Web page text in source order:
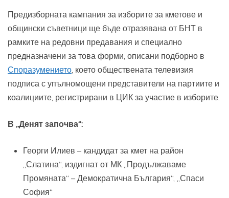
Предизборната кампания за изборите за кметове и
общински съветници ще бъде отразявана от БНТ в
рамките на редовни предавания и специално
предназначени за това форми, описани подборно в
Споразумението, което обществената телевизия
подписа с упълномощени представители на партиите и
коалициите, регистрирани в ЦИК за участие в изборите.
В „Денят започва“:
Георги Илиев – кандидат за кмет на район
„Слатина“, издигнат от МК „Продължаваме
Промяната“ – Демократична България“, „Спаси
София“